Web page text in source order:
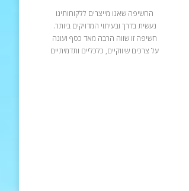
החשיפה שאנו מייצרים ללקוחותינו
נעשית בדרך ובעיתוי המדויקים ביותר.
חשיפה זו שווה הרבה מאד כסף ועונה
על צרכים שיווקיים, כלכליים ותדמיתיים